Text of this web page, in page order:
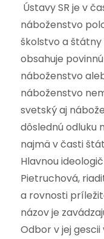
Ústavy SR je v
náboženstvo
školstvo a
obsahuje
náboženstvo
náboženstvo
svetský aj
dôslednú odluku
najmä v časti
Hlavnou
Pietruchová,
a rovnosti
názov je
Odbor v jej